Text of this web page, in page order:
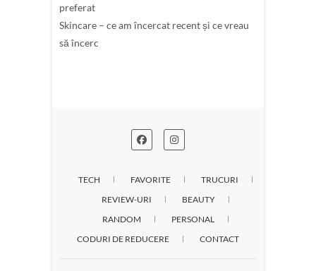
preferat
Skincare – ce am încercat recent și ce vreau
să încerc
TECH FAVORITE
TRUCURI
REVIEW-URI
BEAUTY
RANDOM
PERSONAL
CODURI DE REDUCERE
CONTACT